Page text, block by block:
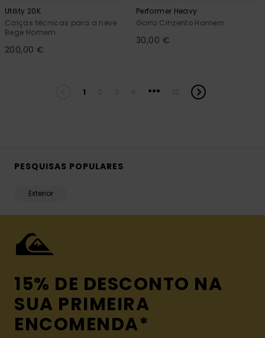
Utility 20K
Calças técnicas para a neve
Bege Homem
200,00 €
Performer Heavy
Gorro Cinzento Homem
30,00 €
1 ...
PESQUISAS POPULARES
Exterior
15% DE DESCONTO NA
SUA PRIMEIRA
ENCOMENDA*